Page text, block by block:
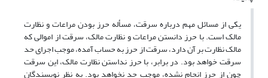
یکی از مسائل مهم درباره سرقت، مسأله حرز بودن مراعات و نظارت
مالک است. با حرز دانستن مراعات و نظارت مالک، سرقت از اموالی که
مالک نظارت بر آن دارد، سرقت از حرز به حساب آمده، موجب اجرای حد
سرقت خواهد بود. در برابر، با حرز نداستن نظارت مالک، این سرقت
چون از حرز انجام نشده، موجب حد نخواهد بود. به نظر نویسندگان